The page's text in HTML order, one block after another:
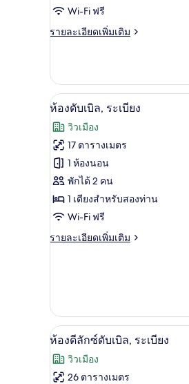
ของ
Deluxe
Balcony
Wi-Fi ฟรี
รายละเอียดเพิ่มเติม
ราย
เกี่ยว
กับ
Deluxe
Room,
Balcony
เปิด
ภาพถ่าย
ทั้งหมด
ของ
ห้อง
ดับเบิล,
ระเบียง
7
ห้องดับเบิล, ระเบียง
วิวเมือง
17 ตารางเมตร
1 ห้องนอน
พักได้ 2 คน
1 เตียงสำหรับสองท่าน
Wi-Fi ฟรี
รายละเอียดเพิ่มเติม
ราย
ห้อง
ดับเบิล,
ระเบียง
เปิด
ภาพถ่าย
ทั้งหมด
10
ห้องดีลักซ์ดับเบิล, ระเบียง
วิวเมือง
26 ตารางเมตร